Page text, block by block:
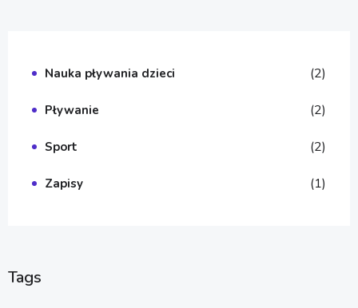
Nauka pływania dzieci (2)
Pływanie (2)
Sport (2)
Zapisy (1)
Tags